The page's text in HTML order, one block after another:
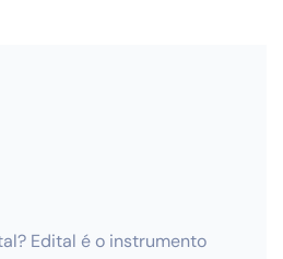
Edital é o instrumento